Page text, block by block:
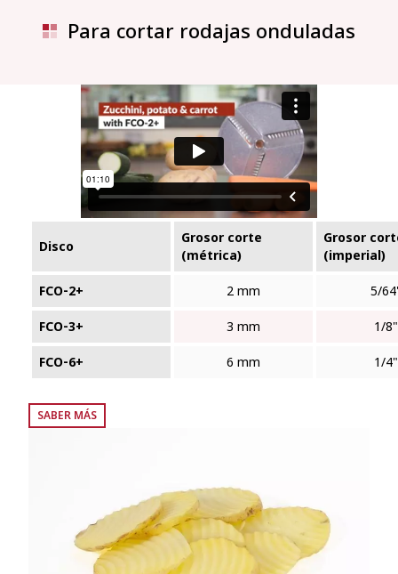
Para cortar rodajas onduladas
Disco
Grosor corte
(métrica)
Grosor
(imperial)
FCO‑2+ 2 mm 5/
FCO‑3+ 3 mm 1/8"
FCO‑6+ 6 mm 1/4"
SABER MÁS